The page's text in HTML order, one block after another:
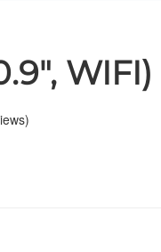
WIFI)